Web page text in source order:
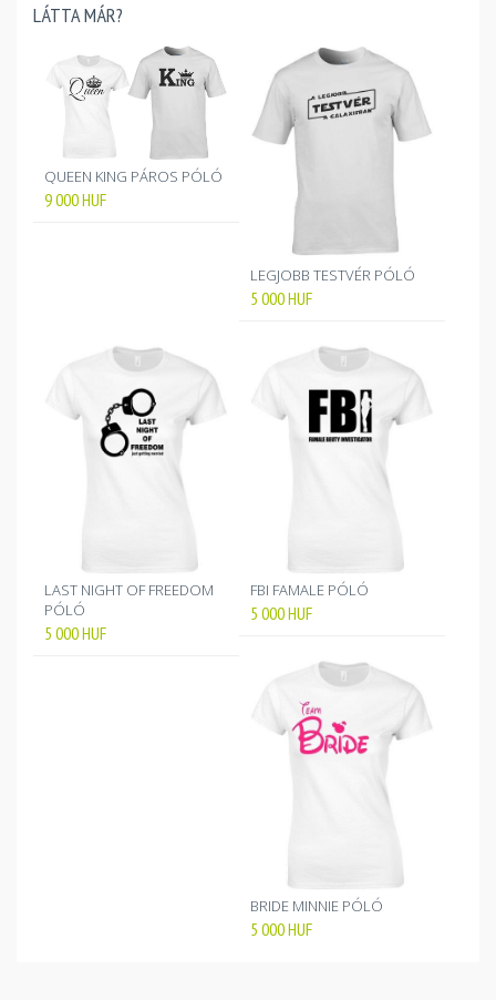
LÁTTA MÁR?
QUEEN KING PÁROS PÓLÓ
9 000HUF
LEGJOBB TESTVÉR PÓLÓ
5 000HUF
LAST NIGHT OF FREEDOM
PÓLÓ
5 000HUF
FBI FAMALE PÓLÓ
5 000HUF
BRIDE MINNIE PÓLÓ
5 000HUF